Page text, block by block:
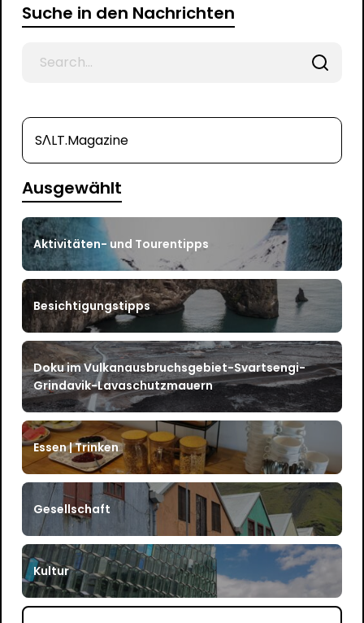
Suche in den Nachrichten
SΛLT.Magazine
Ausgewählt
Aktivitäten- und Tourentipps
Besichtigungstipps
Doku im Vulkanausbruchsgebiet-Svartsengi-
Grindavik-Lavaschutzmauern
Essen | Trinken
Gesellschaft
Kultur